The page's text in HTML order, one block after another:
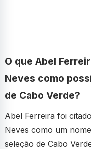
O que Abel
Neves como
de Cabo Verde?
Abel Ferreira foi
Neves como um
seleção de Cabo